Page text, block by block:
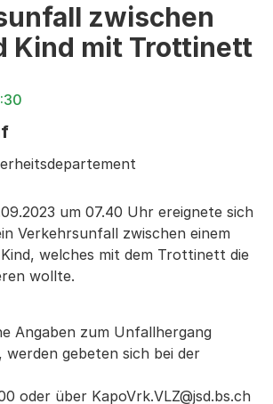
zwischen
Kind mit Trottinett
um 07.40 Uhr ereignete sich
Verkehrsunfall zwischen einem
welches mit dem Trottinett die
wollte.
Angaben zum Unfallhergang
werden gebeten sich bei der
oder über KapoVrk.VLZ@jsd.bs.ch